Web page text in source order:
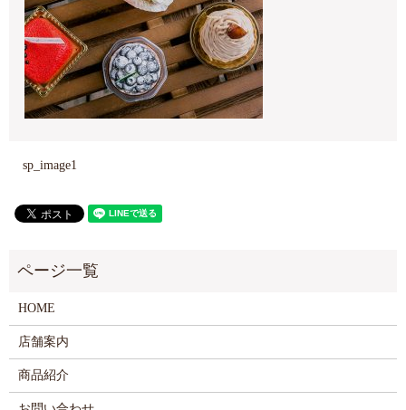
sp_image1
HOME
店舗案内
商品紹介